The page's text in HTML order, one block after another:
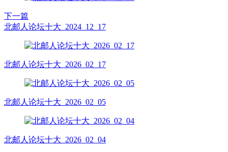
下一篇
北邮人论坛十大_2024_12_17
北邮人论坛十大_2026_02_17
北邮人论坛十大_2026_02_05
北邮人论坛十大_2026_02_04